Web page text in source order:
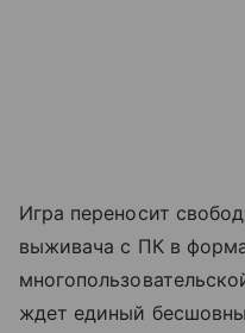
Игра переносит
выживача с ПК в
ждет единый